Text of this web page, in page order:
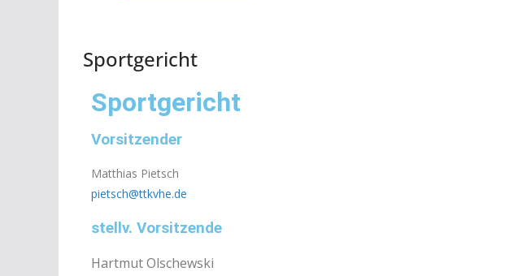
Sportgericht
Sportgericht
Vorsitzender
Matthias Pietsch
pietsch@ttkvhe.de
stellv. Vorsitzende
Hartmut Olschewski